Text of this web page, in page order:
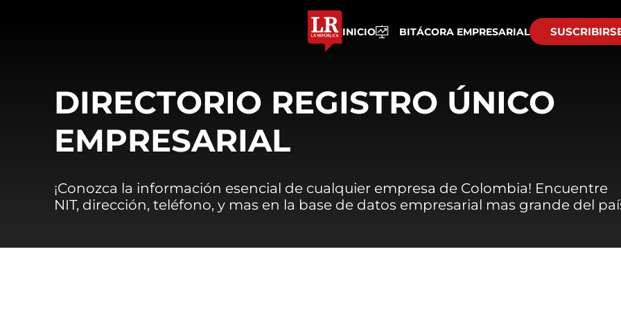
INICIO BITÁCORA EMPRESARIAL
DIRECTORIO REGISTRO ÚNICO
EMPRESARIAL
¡Conozca la información esencial de cualquier empresa de Colombia! Encuentre
NIT, dirección, teléfono, y mas en la base de datos empresarial mas grande del